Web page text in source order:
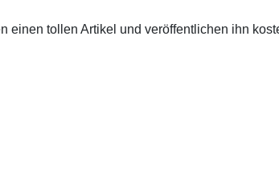
einen tollen Artikel und veröffentlichen ihn